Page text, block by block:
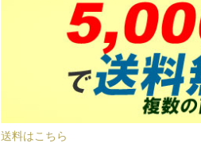
送料はこちら